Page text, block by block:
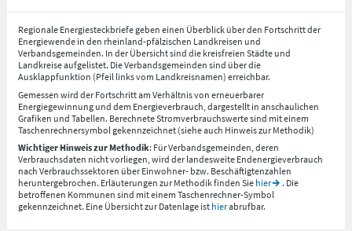
Regionale Energiesteckbriefe geben einen Überblick über den Fortschritt der
Energiewende in den rheinland-pfälzischen Landkreisen und
Verbandsgemeinden. In der Übersicht sind die kreisfreien Städte und
Landkreise aufgelistet. Die Verbandsgemeinden sind über die
Ausklappfunktion (Pfeil links vom Landkreisnamen) erreichbar.
Gemessen wird der Fortschritt am Verhältnis von erneuerbarer
Energiegewinnung und dem Energieverbrauch, dargestellt in anschaulichen
Grafiken und Tabellen. Berechnete Stromverbrauchswerte sind mit einem
Taschenrechnersymbol gekennzeichnet (siehe auch Hinweis zur Methodik)
Wichtiger Hinweis zur Methodik: Für Verbandsgemeinden, deren
Verbrauchsdaten nicht vorliegen, wird der landesweite Endenergieverbrauch
nach Verbrauchssektoren über Einwohner- bzw. Beschäftigtenzahlen
heruntergebrochen. Erläuterungen zur Methodik finden Sie hier
. Die
betroffenen Kommunen sind mit einem Taschenrechner-Symbol
gekennzeichnet. Eine Übersicht zur Datenlage ist hierabrufbar.